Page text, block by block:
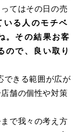
てはその日の売
いる人のモチベ
。その結果お客
ので、良い取り
できる範囲が広が
舗の個性や対策
で我々の考え方